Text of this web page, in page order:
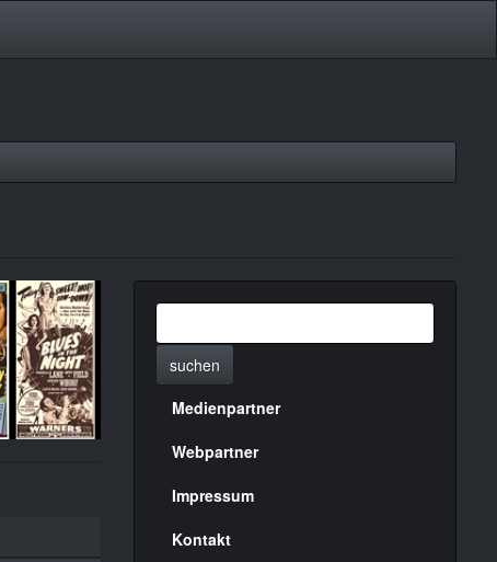
suchen
Menülinks
rechte
Seite
Medienpartner
Webpartner
Impressum
Kontakt